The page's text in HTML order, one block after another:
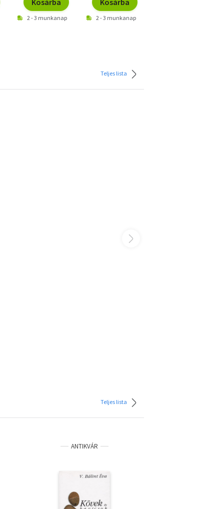
Kosárba
2 - 3 munkanap
Kosárba
2 - 3 munkanap
Teljes lista
Teljes lista
ANTIKVÁR